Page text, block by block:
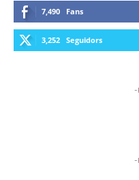
7,490 Fans
3,252 Seguidors
-
-